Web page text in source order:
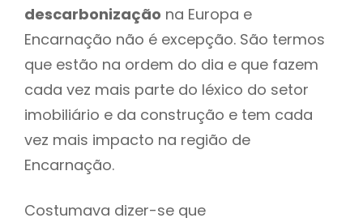
descarbonização na Europa e
Encarnação não é excepção. São termos
que estão na ordem do dia e que fazem
cada vez mais parte do léxico do setor
imobiliário e da construção e tem cada
vez mais impacto na região de
Encarnação.
Costumava dizer-se que